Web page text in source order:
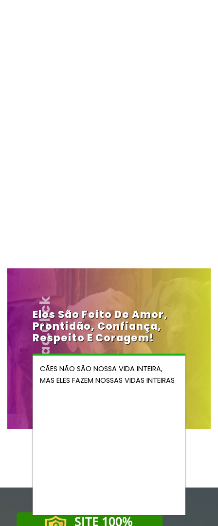
Vendocao.click
Eles São Feito De Amor,
Prontidão, Confiança,
Respeito E Coragem!
CÃES NÃO SÃO NOSSA VIDA INTEIRA,
MAS ELES FAZEM NOSSAS VIDAS INTEIRAS